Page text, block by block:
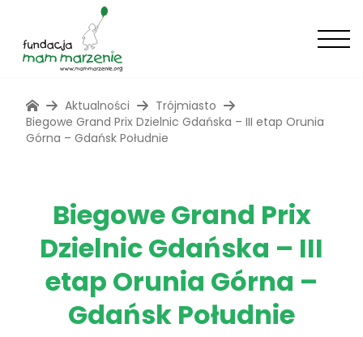
Aktualności
Trójmiasto
Biegowe Grand Prix Dzielnic Gdańska – III etap Orunia
Górna – Gdańsk Południe
Biegowe Grand Prix
Dzielnic Gdańska – III
etap Orunia Górna –
Gdańsk Południe